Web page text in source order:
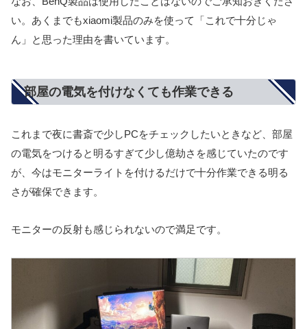
い。あくまでもxiaomi製品のみを使って「これで十分じゃ
ん」と思った理由を書いています。
部屋の電気を付けなくても作業できる
これまで夜に書斎で少しPCをチェックしたいときなど、部屋
の電気をつけると明るすぎて少し億劫さを感じていたのです
が、今はモニターライトを付けるだけで十分作業できる明る
さが確保できます。
モニターの反射も感じられないので満足です。